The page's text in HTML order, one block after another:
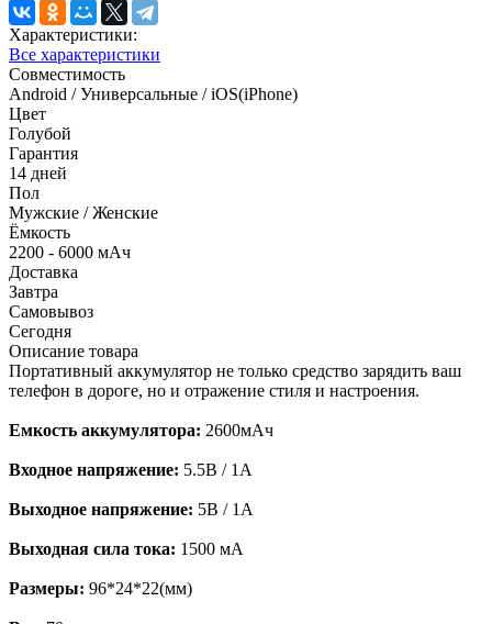
Характеристики:
Все характеристики
Совместимость
Android / Универсальные / iOS(iPhone)
Цвет
Голубой
Гарантия
14 дней
Пол
Мужские / Женские
Ёмкость
2200 - 6000 мАч
Доставка
Завтра
Самовывоз
Сегодня
Описание товара
Портативный аккумулятор не только средство зарядить ваш
телефон в дороге, но и отражение стиля и настроения.
Емкость аккумулятора: 2600мАч
Входное напряжение: 5.5В / 1A
Выходное напряжение: 5В / 1A
Выходная сила тока: 1500 мА
Размеры: 96*24*22(мм)